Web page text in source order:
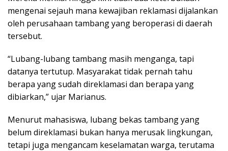
mengenai sejauh mana kewajiban reklamasi dijalankan
oleh perusahaan tambang yang beroperasi di daerah
tersebut.
“Lubang-lubang tambang masih menganga, tapi
datanya tertutup. Masyarakat tidak pernah tahu
berapa yang sudah direklamasi dan berapa yang
dibiarkan,” ujar Marianus.
Menurut mahasiswa, lubang bekas tambang yang
belum direklamasi bukan hanya merusak lingkungan,
tetapi juga mengancam keselamatan warga, terutama